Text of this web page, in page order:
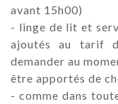
avant 15h00)
- linge de lit et
ajoutés au tarif
demander au
être apportés de
- comme dans